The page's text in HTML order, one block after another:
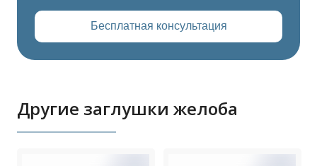
Бесплатная консультация
Другие заглушки желоба